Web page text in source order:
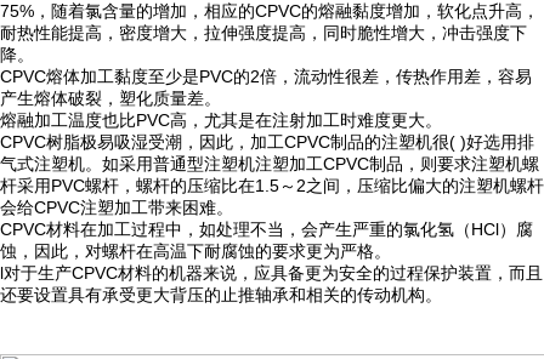
75%，随着氯含量的增加，相应的CPVC的熔融黏度增加，软化点升高，
耐热性能提高，密度增大，拉伸强度提高，同时脆性增大，冲击强度下
降。
CPVC熔体加工黏度至少是PVC的2倍，流动性很差，传热作用差，容易
产生熔体破裂，塑化质量差。
熔融加工温度也比PVC高，尤其是在注射加工时难度更大。
CPVC树脂极易吸湿受潮，因此，加工CPVC制品的注塑机很( )好选用排
气式注塑机。如采用普通型注塑机注塑加工CPVC制品，则要求注塑机螺
杆采用PVC螺杆，螺杆的压缩比在1.5～2之间，压缩比偏大的注塑机螺杆
会给CPVC注塑加工带来困难。
CPVC材料在加工过程中，如处理不当，会产生严重的氯化氢（HCl）腐
蚀，因此，对螺杆在高温下耐腐蚀的要求更为严格。
l对于生产CPVC材料的机器来说，应具备更为安全的过程保护装置，而且
还要设置具有承受更大背压的止推轴承和相关的传动机构。